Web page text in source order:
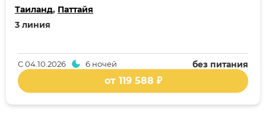
Таиланд, Паттайя
3 линия
без питания
С04.10.2026 6 ночей
от 119 588 ₽